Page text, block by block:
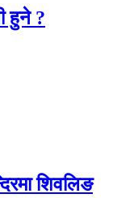
हुने ?
शिवलिङ